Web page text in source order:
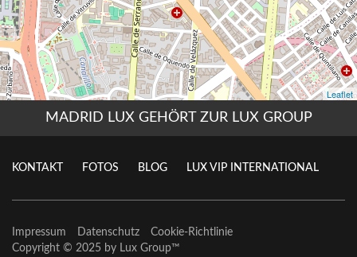
MADRID LUX GEHÖRT ZUR LUX GROUP
KONTAKT FOTOS BLOG LUX VIP INTERNATIONAL
Impressum Datenschutz
Cookie-Richtlinie
Copyright © 2025 by Lux Group™